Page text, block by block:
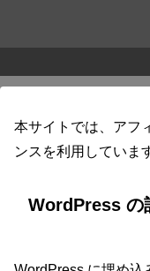
本サイトでは、アフ
ンスを利用していま
WordPress の